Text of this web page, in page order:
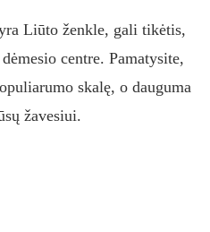
Liūto ženkle, gali tikėtis,
centre. Pamatysite,
skalę, o dauguma
žavesiui.